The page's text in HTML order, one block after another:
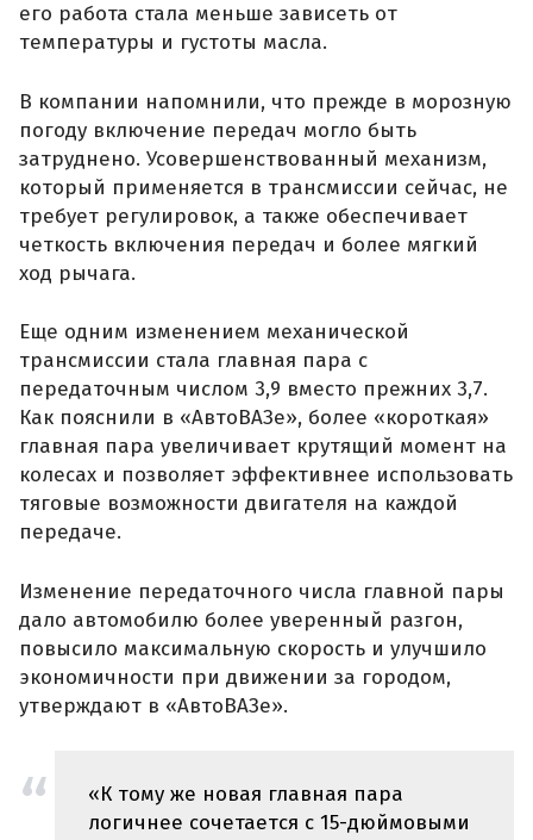
его работа стала меньше зависеть от
температуры и густоты масла.
В компании напомнили, что прежде в морозную
погоду включение передач могло быть
затруднено. Усовершенствованный механизм,
который применяется в трансмиссии сейчас, не
требует регулировок, а также обеспечивает
четкость включения передач и более мягкий
ход рычага.
Еще одним изменением механической
трансмиссии стала главная пара с
передаточным числом 3,9 вместо прежних 3,7.
Как пояснили в «АвтоВАЗе», более «короткая»
главная пара увеличивает крутящий момент на
колесах и позволяет эффективнее использовать
тяговые возможности двигателя на каждой
передаче.
Изменение передаточного числа главной пары
дало автомобилю более уверенный разгон,
повысило максимальную скорость и улучшило
экономичности при движении за городом,
утверждают в «АвтоВАЗе».
«К тому же новая главная пара
логичнее сочетается с 15-дюймовыми